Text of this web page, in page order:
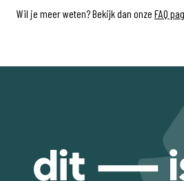
Wil je meer weten? Bekijk dan onze FAQ